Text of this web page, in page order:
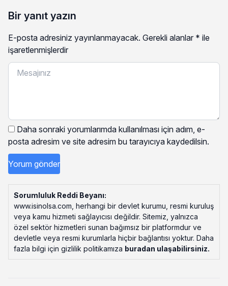
Bir yanıt yazın
E-posta adresiniz yayınlanmayacak. Gerekli alanlar * ile
işaretlenmişlerdir
Daha sonraki yorumlarımda kullanılması için adım, e-
posta adresim ve site adresim bu tarayıcıya kaydedilsin.
Sorumluluk Reddi Beyanı:
www.isinolsa.com, herhangi bir devlet kurumu, resmi kuruluş
veya kamu hizmeti sağlayıcısı değildir. Sitemiz, yalnızca
özel sektör hizmetleri sunan bağımsız bir platformdur ve
devletle veya resmi kurumlarla hiçbir bağlantısı yoktur. Daha
fazla bilgi için gizlilik politikamıza buradan ulaşabilirsiniz.